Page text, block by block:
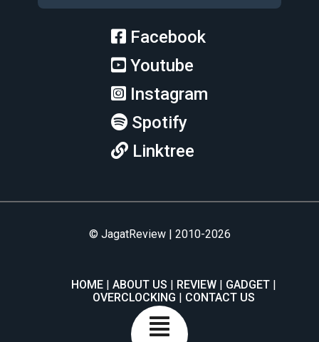
Facebook
Youtube
Instagram
Spotify
Linktree
© JagatReview | 2010-2026
HOME ABOUT US REVIEW
GADGET
OVERCLOCKING
CONTACT US